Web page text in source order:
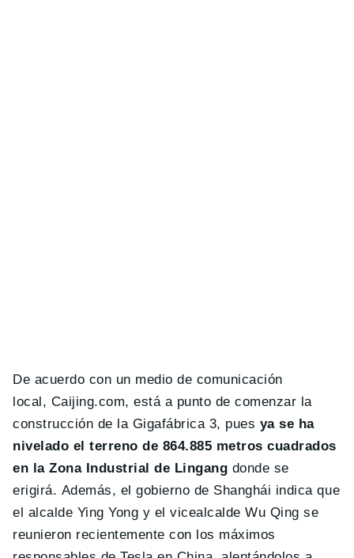
De acuerdo con un medio de comunicación
local, Caijing.com, está a punto de comenzar la
construcción de la Gigafábrica 3, pues ya se ha
nivelado el terreno de 864.885 metros cuadrados
en la Zona Industrial de Lingang donde se
erigirá. Además, el gobierno de Shanghái indica que
el alcalde Ying Yong y el vicealcalde Wu Qing se
reunieron recientemente con los máximos